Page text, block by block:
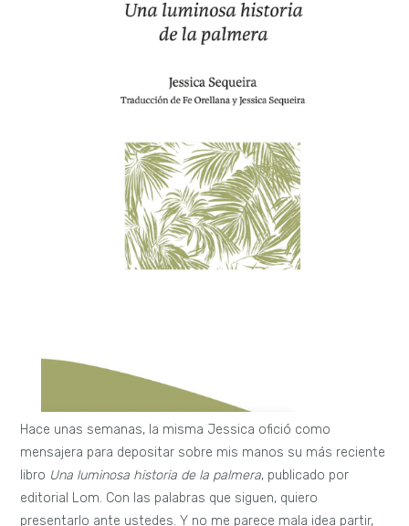
Hace unas semanas, la misma Jessica ofició como
mensajera para depositar sobre mis manos su más reciente
libro Una luminosa historia de la palmera, publicado por
editorial Lom. Con las palabras que siguen, quiero
presentarlo ante ustedes. Y no me parece mala idea partir,